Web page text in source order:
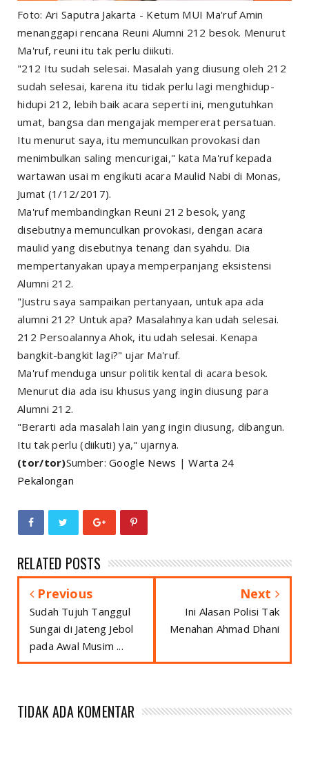
Foto: Ari Saputra Jakarta - Ketum MUI Ma'ruf Amin
menanggapi rencana Reuni Alumni 212 besok. Menurut
Ma'ruf, reuni itu tak perlu diikuti.
"212 Itu sudah selesai. Masalah yang diusung oleh 212
sudah selesai, karena itu tidak perlu lagi menghidup-
hidupi 212, lebih baik acara seperti ini, mengutuhkan
umat, bangsa dan mengajak mempererat persatuan.
Itu menurut saya, itu memunculkan provokasi dan
menimbulkan saling mencurigai," kata Ma'ruf kepada
wartawan usai m engikuti acara Maulid Nabi di Monas,
Jumat (1/12/2017).
Ma'ruf membandingkan Reuni 212 besok, yang
disebutnya memunculkan provokasi, dengan acara
maulid yang disebutnya tenang dan syahdu. Dia
mempertanyakan upaya memperpanjang eksistensi
Alumni 212.
"Justru saya sampaikan pertanyaan, untuk apa ada
alumni 212? Untuk apa? Masalahnya kan udah selesai.
212 Persoalannya Ahok, itu udah selesai. Kenapa
bangkit-bangkit lagi?" ujar Ma'ruf.
Ma'ruf menduga unsur politik kental di acara besok.
Menurut dia ada isu khusus yang ingin diusung para
Alumni 212.
"Berarti ada masalah lain yang ingin diusung, dibangun.
Itu tak perlu (diikuti) ya," ujarnya.
(tor/tor)Sumber:Google News |Warta 24
Pekalongan
RELATED POSTS
Previous
Sudah Tujuh Tanggul
Sungai di Jateng Jebol
pada Awal Musim ...
Next
Ini Alasan Polisi Tak
Menahan Ahmad Dhani
TIDAK ADA KOMENTAR